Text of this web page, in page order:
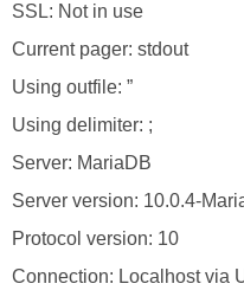
SSL: Not in use
Current pager: stdout
Using outfile: ”
Using delimiter: ;
Server: MariaDB
Server version: 10.0.4-
Protocol version: 10
Connection: Localhost via